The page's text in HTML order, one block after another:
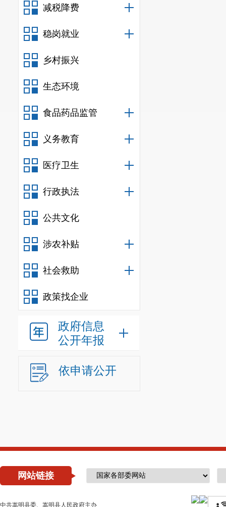
减税降费
稳岗就业
乡村振兴
生态环境
食品药品监管
义务教育
医疗卫生
行政执法
公共文化
涉农补贴
社会救助
政策找企业
政府信息
公开年报
依申请公开
网站链接
中共嵩明县委、嵩明县人民政府主办